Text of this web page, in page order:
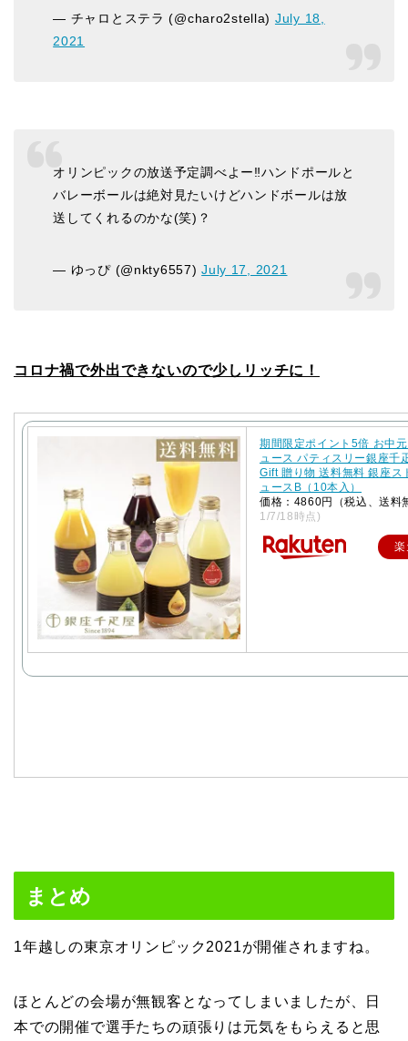
— チャロとステラ (@charo2stella) July 18,
2021
オリンピックの放送予定調べよー‼️ハンドポールと
バレーボールは絶対見たいけどハンドボールは放
送してくれるのかな(笑)？
— ゆっぴ (@nkty6557)July 17, 2021
コロナ禍で外出できないので少しリッチに！
期間限定ポイント5倍 お中
ュース パティスリー銀座千
Gift 贈り物 送料無料 銀座ス
ュースB（10本入）
価格：4860円（税込、送料
1/7/18時点)
まとめ
1年越しの東京オリンピック2021が開催されますね。
ほとんどの会場が無観客となってしまいましたが、日
本での開催で選手たちの頑張りは元気をもらえると思